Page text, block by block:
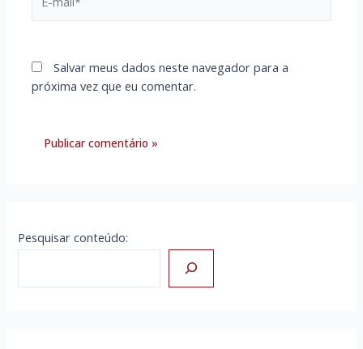
mail*
Salvar meus dados neste navegador para a
próxima vez que eu comentar.
Pesquisar conteúdo: